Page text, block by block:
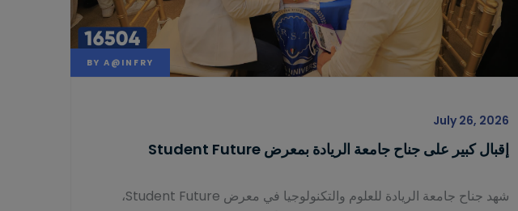
BY A@INFRY
July 26, 2026
إقبال كبير على جناح جامعة الريادة بمعرض Student Future
شهد جناح جامعة الريادة للعلوم والتكنولوجيا في معرض Student Future،